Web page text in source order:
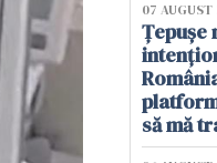
07
Țepușe
să mă